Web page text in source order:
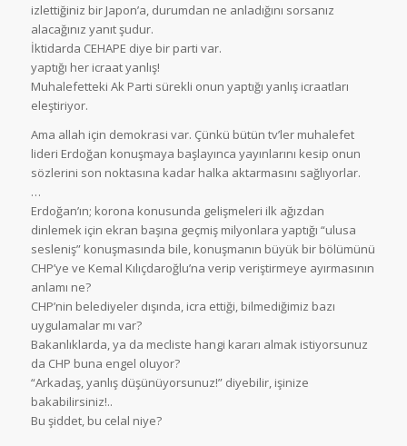
izlettiğiniz bir Japon’a, durumdan ne anladığını sorsanız
alacağınız yanıt şudur.
İktidarda CEHAPE diye bir parti var.
yaptığı her icraat yanlış!
Muhalefetteki Ak Parti sürekli onun yaptığı yanlış icraatları
eleştiriyor.
Ama allah için demokrasi var. Çünkü bütün tv’ler muhalefet
lideri Erdoğan konuşmaya başlayınca yayınlarını kesip onun
sözlerini son noktasına kadar halka aktarmasını sağlıyorlar.
…
Erdoğan’ın; korona konusunda gelişmeleri ilk ağızdan
dinlemek için ekran başına geçmiş milyonlara yaptığı “ulusa
sesleniş” konuşmasında bile, konuşmanın büyük bir bölümünü
CHP’ye ve Kemal Kılıçdaroğlu’na verip veriştirmeye ayırmasının
anlamı ne?
CHP’nin belediyeler dışında, icra ettiği, bilmediğimiz bazı
uygulamalar mı var?
Bakanlıklarda, ya da mecliste hangi kararı almak istiyorsunuz
da CHP buna engel oluyor?
“Arkadaş, yanlış düşünüyorsunuz!” diyebilir, işinize
bakabilirsiniz!..
Bu şiddet, bu celal niye?